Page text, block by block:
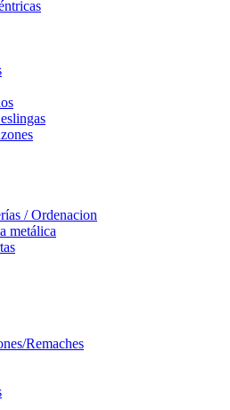
/ Ordenacion
metálica
Remaches